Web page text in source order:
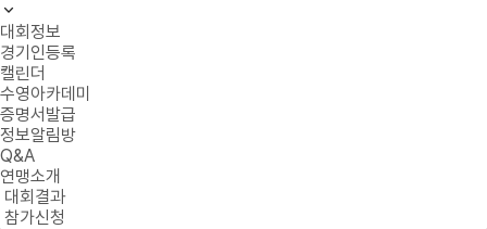
대회정보
경기인등록
캘린더
수영아카데미
증명서발급
정보알림방
Q&A
연맹소개
대회결과
참가신청